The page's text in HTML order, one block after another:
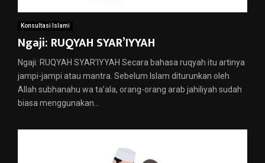
Konsultasi Islami
Ngaji: RUQYAH SYAR’IYYAH
Ngaji: RUQYAH SYAR’IYYAH Secara bahasa ruqyah itu artinya
jampi-jampi atau mantra. Sebelum Islam diturunkan oleh
Allah subhanahu wa ta’ala, orang-orang arab jahiliyah sudah
biasa menggunakan...